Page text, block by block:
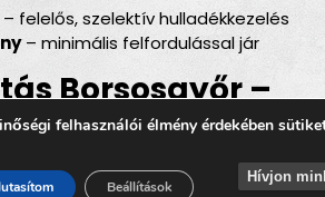
– felelős, szelektív hulladékkezelés
– minimális felfordulással jár
Borsosgyőr –
minden
felhasználói élmény érdekében
Beállítások
Hívjon